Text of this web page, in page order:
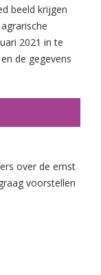
beeld krijgen
2021 in te
de gegevens
over de ernst
voorstellen